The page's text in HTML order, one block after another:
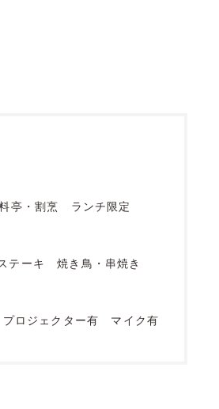
亭・割烹
ランチ限定
テーキ
焼き鳥・串焼き
プロジェクター有
マイク有